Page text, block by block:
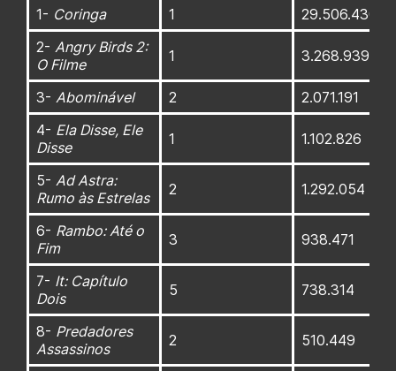
1- Coringa 1
29.506.430
2- Angry Birds 2:
O Filme
1 3.268.939
3- Abominável 2
2.071.191
4- Ela Disse, Ele
Disse
1 1.102.826
5- Ad Astra:
Rumo às Estrelas
2 1.292.054
6- Rambo: Até o
Fim
3 938.471
7- It: Capítulo
Dois
5 738.314
8- Predadores
Assassinos
2 510.449